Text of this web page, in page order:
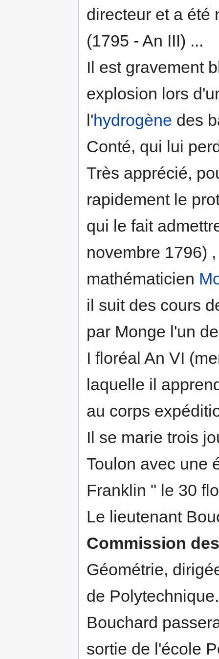
directeur et a été
(1795 - An III) ...
Il est gravement
explosion lors
l'hydrogène des
Conté, qui lui
Très apprécié,
rapidement le
qui le fait
novembre 1796)
mathématicien
il suit des cours
par Monge l'un
I floréal An VI
laquelle il
au corps
Il se marie trois
Toulon avec une
Franklin " le 30
Le lieutenant
Commission
Géométrie,
de
Bouchard
sortie de l'école